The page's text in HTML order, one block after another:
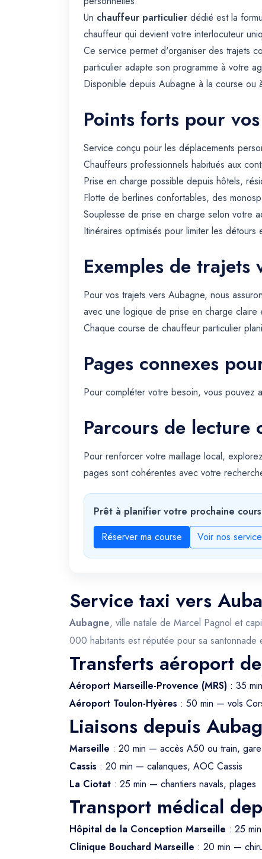
Un chauffeur particulier dédié est la
chauffeur qui devient votre interlocuteur
Ce service permet d'organiser des trajets
particulier adapte son programme à votre
Disponible depuis Aubagne à la course ou
Points forts pour
Service conçu pour les déplacements
Chauffeurs professionnels habitués aux
Prise en charge possible depuis hôtels,
Flotte de berlines confortables, des
Souplesse de prise en charge selon votre
Itinéraires optimisés pour limiter les
Exemples de trajets
Pour vos trajets vers Aubagne, nous
avec une logique de prise en charge claire
Chaque course de chauffeur particulier
Pages connexes
Pour compléter votre besoin, vous pouvez
Parcours de lecture
Pour renforcer votre maillage local,
pages sont cohérentes avec votre
Prêt à planifier votre prochaine
Réserver ma course
Voir nos
Service taxi vers
Aubagne, ville natale de Marcel Pagnol et
000 habitants est réputée pour sa santonnade
Transferts aéroport
Aéroport Marseille-Provence (MRS) : 35
Aéroport Toulon-Hyères : 50 min — vols
Liaisons depuis
Marseille : 20 min — accès A50 ou train, gare
Cassis : 20 min — calanques, AOC Cassis
La Ciotat : 25 min — chantiers navals, plages
Transport médical
Hôpital de la Conception Marseille : 25
Clinique Bouchard Marseille : 20 min —